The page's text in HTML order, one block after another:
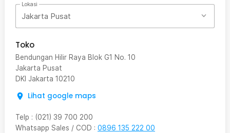
Lokasi
Jakarta Pusat
Toko
Bendungan Hilir Raya Blok G1 No. 10
Jakarta Pusat
DKI Jakarta 10210
Lihat google maps
Telp : (021) 39 700 200
Whatsapp Sales / COD : 0896 135 222 00